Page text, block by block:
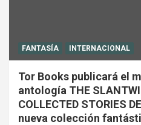
FANTASÍA INTERNACIONAL
Tor Books publicará el
antología THE
COLLECTED STORIES
nueva colección